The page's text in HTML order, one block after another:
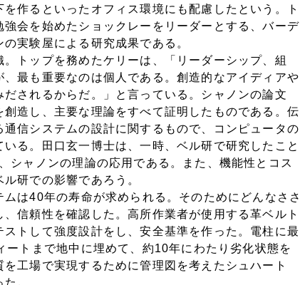
作るといったオフィス環境にも配慮したという。ト
強会を始めたショックレーをリーダーとする、バーデ
実験屋による研究成果である。
。トップを務めたケリーは、「リーダーシップ、組
最も重要なのは個人である。創造的なアイディアや
されるからだ。」と言っている。シャノンの論文
造し、主要な理論をすべて証明したものである。伝
信システムの設計に関するもので、コンピュータの
る。田口玄一博士は、一時、ベル研で研究したこと
シャノンの理論の応用である。また、機能性とコス
研での影響であろう。
ムは40年の寿命が求められる。そのためにどんなささ
信頼性を確認した。高所作業者が使用する革ベルト
トして強度設計をし、安全基準を作った。電柱に最
ートまで地中に埋めて、約10年にわたり劣化状態を
工場で実現するために管理図を考えたシュハート
。